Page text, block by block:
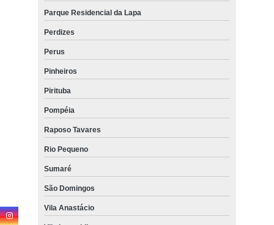
Parque Residencial da Lapa
Perdizes
Perus
Pinheiros
Pirituba
Pompéia
Raposo Tavares
Rio Pequeno
Sumaré
São Domingos
Vila Anastácio